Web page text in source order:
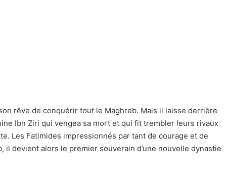
rêve de conquérir tout le Maghreb. Mais il laisse derrière
Ibn Ziri qui vengea sa mort et qui fit trembler leurs rivaux
Les Fatimides impressionnés par tant de courage et de
il devient alors le premier souverain d’une nouvelle dynastie